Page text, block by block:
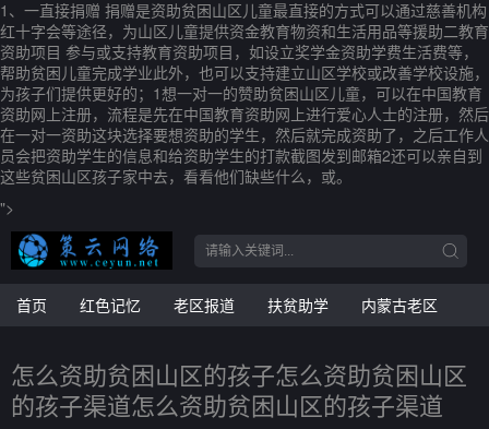
1、一直接捐赠 捐赠是资助贫困山区儿童最直接的方式可以通过慈善机构
红十字会等途径，为山区儿童提供资金教育物资和生活用品等援助二教育
资助项目 参与或支持教育资助项目，如设立奖学金资助学费生活费等，
帮助贫困儿童完成学业此外，也可以支持建立山区学校或改善学校设施，
为孩子们提供更好的；1想一对一的赞助贫困山区儿童，可以在中国教育
资助网上注册，流程是先在中国教育资助网上进行爱心人士的注册，然后
在一对一资助这块选择要想资助的学生，然后就完成资助了，之后工作人
员会把资助学生的信息和给资助学生的打款截图发到邮箱2还可以亲自到
这些贫困山区孩子家中去，看看他们缺些什么，或。
">
首页 红色记忆 老区报道 扶贫助学 内蒙古老区
怎么资助贫困山区的孩子怎么资助贫困山区
的孩子渠道怎么资助贫困山区的孩子渠道